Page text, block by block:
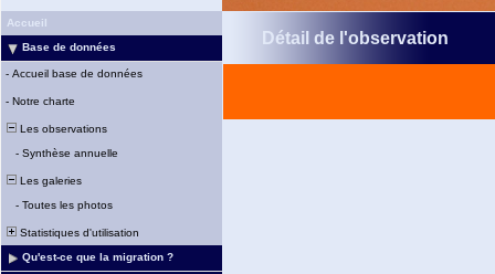
Accueil
Base de données
- Accueil base de données
- Notre charte
Les observations
- Synthèse annuelle
Les galeries
- Toutes les photos
Statistiques d'utilisation
Qu'est-ce que la migration ?
Détail de l'observation